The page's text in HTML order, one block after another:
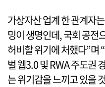
가상자산 업계 한 관계자
밍이 생명인데, 국회 공전
허비할 위기에 처했다”며
벌 웹3.0 및 RWA 주도권
는 위기감을 느끼고 있을